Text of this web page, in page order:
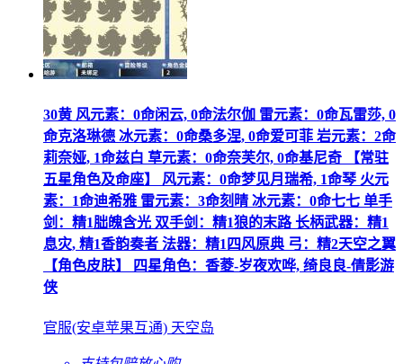
30黄 风元素：0命闲云, 0命法尔伽 雷元素：0命瓦雷莎, 0
命克洛琳德 冰元素：0命桑多涅, 0命爱可菲 岩元素：2命
莉奈娅, 1命兹白 草元素：0命奈芙尔, 0命基尼奇 【常驻
五星角色及命座】 风元素：0命梦见月瑞希, 1命琴 火元
素：1命迪希雅 雷元素：3命刻晴 冰元素：0命七七 单手
剑：精1朏魄含光 双手剑：精1狼的末路 长柄武器：精1
息灾, 精1香韵奏者 法器：精1四风原典 弓：精2天空之翼
【角色皮肤】 四星角色：香菱-岁夜欢哗, 绮良良-倩影游
侠
官服(安卓苹果互通) 天空岛